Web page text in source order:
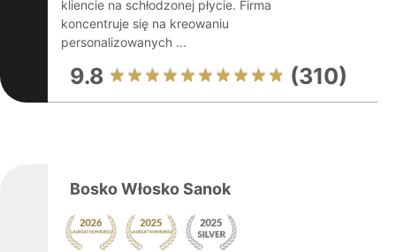
kliencie na schłodzonej płycie. Firma
koncentruje się na kreowaniu
personalizowanych ...
9.8 (310)
Bosko Włosko Sanok